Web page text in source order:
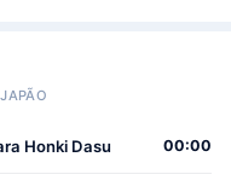
Honki Dasu 00:00